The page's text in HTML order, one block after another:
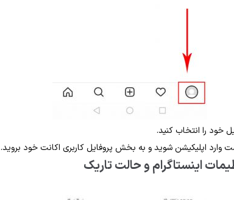
خود را انتخاب کنید.
وارد اپلیکیشن شوید و به بخش پروفایل کاربری اکانت خود بروید.
اینستاگرام و حالت تاریک